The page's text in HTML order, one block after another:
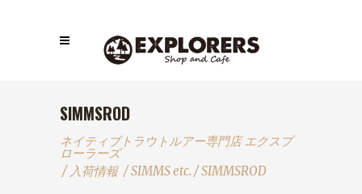
SIMMSROD
ネイティブトラウトルアー専門店 エクスプ
ローラーズ
/ 入荷情報 /SIMMS etc. /SIMMSROD